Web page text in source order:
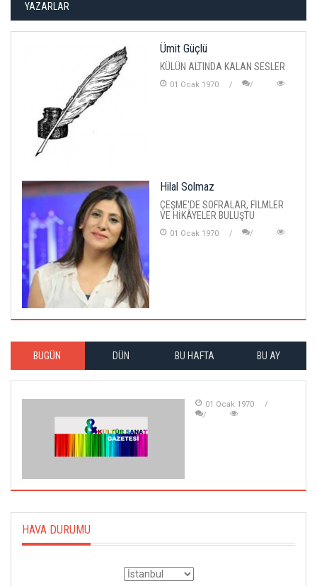
YAZARLAR
Ümit Güçlü
KÜLÜN ALTINDA KALAN SESLER
01 Ocak 1970
Hilal Solmaz
ÇEŞME'DE SOFRALAR, FİLMLER
VE HİKÂYELER BULUŞTU
01 Ocak 1970
BUGÜN DÜN BU HAFTA BU AY
01 Ocak 1970
HAVA DURUMU